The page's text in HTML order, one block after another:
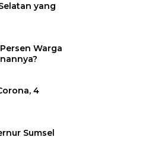
yang
Warga
4
Sumsel